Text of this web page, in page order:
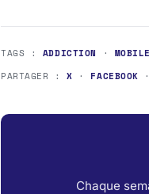
TAGS : ADDICTION · MOBILE
PARTAGER :X · FACEBOOK
Chaque